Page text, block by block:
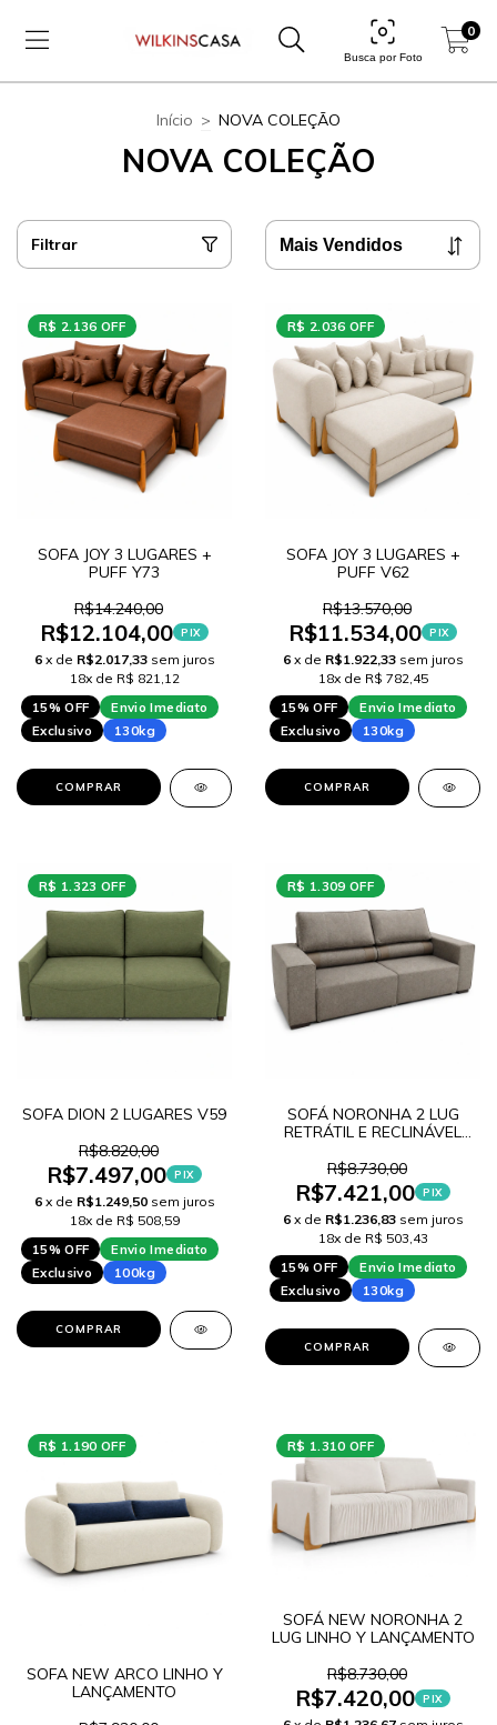
Busca por Foto
0
Início > NOVA COLEÇÃO
NOVA COLEÇÃO
Filtrar
R$ 2.136 OFF
SOFA JOY 3 LUGARES +
PUFF Y73
R$14.240,00
R$12.104,00 PIX
6 x de R$2.017,33 sem juros
18x de R$ 821,12
15% OFF
Envio Imediato
Exclusivo
130kg
COMPRAR
R$ 2.036 OFF
SOFA JOY 3 LUGARES +
PUFF V62
R$13.570,00
R$11.534,00 PIX
6 x de R$1.922,33 sem juros
18x de R$ 782,45
15% OFF
Envio Imediato
Exclusivo
130kg
COMPRAR
R$ 1.323 OFF
SOFA DION 2 LUGARES V59
R$8.820,00
R$7.497,00 PIX
6 x de R$1.249,50 sem juros
18x de R$ 508,59
15% OFF
Envio Imediato
Exclusivo
100kg
COMPRAR
R$ 1.309 OFF
SOFÁ NORONHA 2 LUG
RETRÁTIL E RECLINÁVEL
R$8.730,00
R$7.421,00 PIX
6 x de R$1.236,83 sem juros
18x de R$ 503,43
15% OFF
Envio Imediato
Exclusivo
130kg
COMPRAR
R$ 1.190 OFF
SOFA NEW ARCO LINHO Y
LANÇAMENTO
R$ 1.310 OFF
SOFÁ NEW NORONHA 2
LUG LINHO Y LANÇAMENTO
R$8.730,00
R$7.420,00 PIX